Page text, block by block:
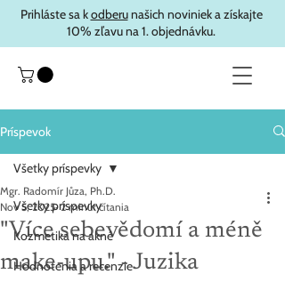
Prihláste sa kodberunašich noviniek a získajte
10% zľavu na 1. objednávku.
Príspevok
Všetky príspevky
Kozmetika na akné
Hodnotenia a recenzie
Všetky príspevky
"Více sebevědomí a méně
make-upu." - Juzika
Mgr. Radomír Jůza, Ph.D.
Nov 5, 2025 2 minút čítania